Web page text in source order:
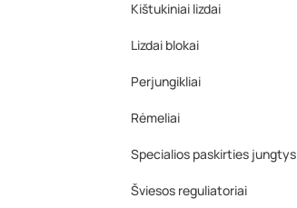
Kištukiniai lizdai
Lizdai blokai
Perjungikliai
Rėmeliai
Specialios paskirties jungtys
Šviesos reguliatoriai